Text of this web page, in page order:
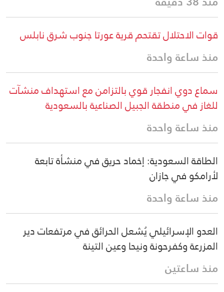
قوات الاحتلال تقتحم قرية عورتا جنوب شرق نابلس
منذ ساعة واحدة
سماع دوي انفجار قوي بالتزامن مع استهداف منشآت
للغاز في منطقة الجبيل الصناعية بالسعودية
منذ ساعة واحدة
الطاقة السعودية: إخماد حريق في منشأة تابعة
لأرامكو في جازان
منذ ساعة واحدة
العدو الإسرائيلي يُشعل الحرائق في مرتفعات دير
المزرعة وكفرحونة ونيحا وعين التينة
منذ ساعتين